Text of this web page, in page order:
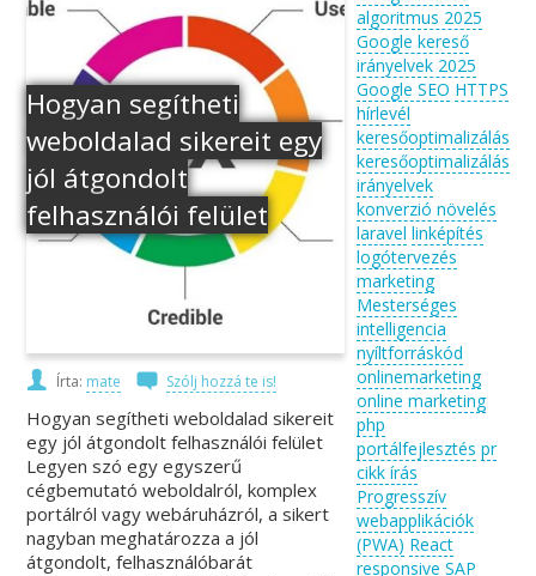
Hogyan segítheti
weboldalad sikereit egy
jól átgondolt
felhasználói felület
Írta: mate Szólj hozzá te is!
Hogyan segítheti weboldalad sikereit
egy jól átgondolt felhasználói felület
Legyen szó egy egyszerű
cégbemutató weboldalról, komplex
portálról vagy webáruházról, a sikert
nagyban meghatározza a jól
átgondolt, felhasználóbarát
algoritmus 2025
Google kereső
irányelvek 2025
Google SEO HTTPS
hírlevél
keresőoptimalizálás
keresőoptimalizálás
irányelvek
konverzió növelés
laravel linképítés
logótervezés
marketing
Mesterséges
intelligencia
nyíltforráskód
onlinemarketing
online marketing
php
portálfejlesztés pr
cikk írás
Progresszív
webapplikációk
(PWA) React
responsive SAP